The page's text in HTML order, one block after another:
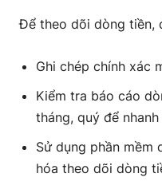
Để theo dõi dòng tiền,
Ghi chép chính xác
Kiểm tra báo cáo
tháng, quý để
Sử dụng phần mềm
hóa theo dõi dòng